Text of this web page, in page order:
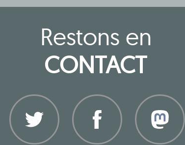
Restons en
CONTACT